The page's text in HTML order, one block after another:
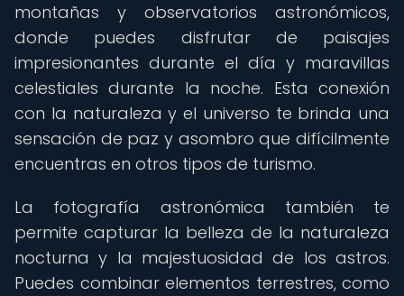
montañas y observatorios astronómicos,
donde puedes disfrutar de paisajes
impresionantes durante el día y maravillas
celestiales durante la noche. Esta conexión
con la naturaleza y el universo te brinda una
sensación de paz y asombro que difícilmente
encuentras en otros tipos de turismo.
La fotografía astronómica también te
permite capturar la belleza de la naturaleza
nocturna y la majestuosidad de los astros.
Puedes combinar elementos terrestres, como